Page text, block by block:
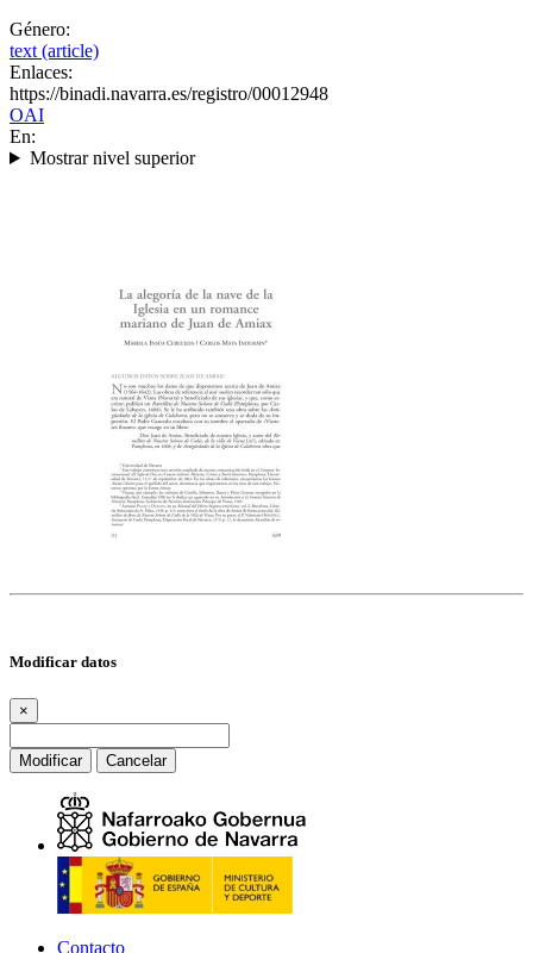
Género:
text (article)
Enlaces:
https://binadi.navarra.es/registro/00012948
OAI
En:
Mostrar nivel superior
Modificar datos
×
Modificar Cancelar
Contacto